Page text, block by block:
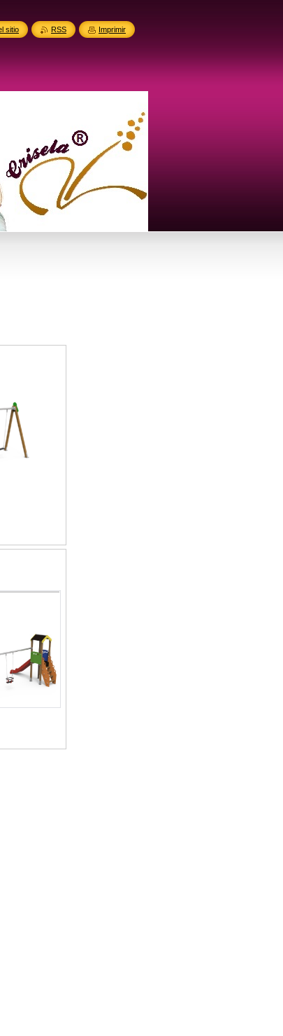
sitio RSS Imprimir